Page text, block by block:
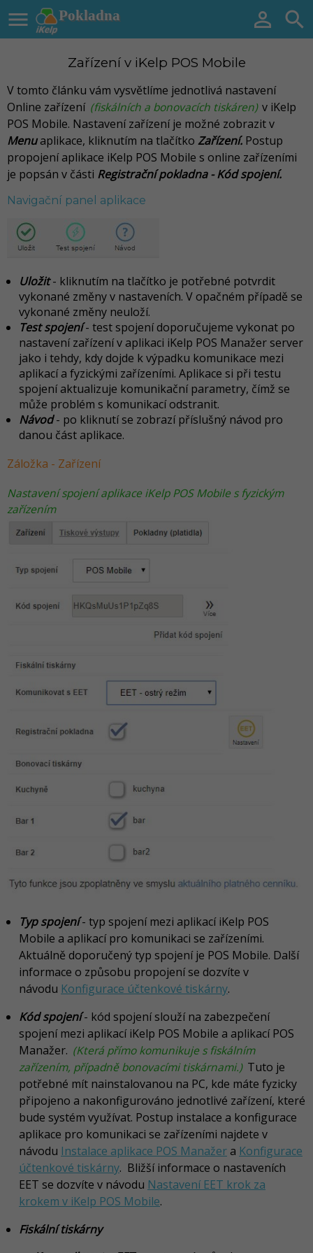
Pokladna
  
Zařízení v iKelp POS Mobile
V tomto článku vám vysvětlíme jednotlivá nastavení
Online zařízení (fiskálních a bonovacích tiskáren) v iKelp
POS Mobile. Nastavení zařízení je možné zobrazit v
Menuaplikace, kliknutím na tlačítko Zařízení. Postup
propojení aplikace iKelp POS Mobile s online zařízeními
je popsán v části Registrační pokladna - Kód spojení.
Navigační panel aplikace
Uložit- kliknutím na tlačítko je potřebné potvrdit
vykonané změny v nastaveních. V opačném případě se
vykonané změny neuloží.
Test spojení- test spojení doporučujeme vykonat po
nastavení zařízení v aplikaci iKelp POS Manažer server
jako i tehdy, kdy dojde k výpadku komunikace mezi
aplikací a fyzickými zařízeními. Aplikace si při testu
spojení aktualizuje komunikační parametry, čímž se
může problém s komunikací odstranit.
Návod- po kliknutí se zobrazí příslušný návod pro
danou část aplikace.
Záložka - Zařízení
Nastavení spojení aplikace iKelp POS Mobile s fyzickým
zařízením
Typ spojení- typ spojení mezi aplikací iKelp POS
Mobile a aplikací pro komunikaci se zařízeními.
Aktuálně doporučený typ spojení je POS Mobile. Další
informace o způsobu propojení se dozvíte v
návodu Konfigurace účtenkové tiskárny.
Kód spojení- kód spojení slouží na zabezpečení
spojení mezi aplikací iKelp POS Mobile a aplikací POS
Manažer. (Která přímo komunikuje s fiskálním
zařízením, případně bonovacími tiskárnami.) Tuto je
potřebné mít nainstalovanou na PC, kde máte fyzicky
připojeno a nakonfigurováno jednotlivé zařízení, které
bude systém využívat. Postup instalace a konfigurace
aplikace pro komunikaci se zařízeními najdete v
návodu Instalace aplikace POS Manažera Konfigurace
účtenkové tiskárny. Bližší informace o nastaveních
EET se dozvíte v návodu Nastavení EET krok za
krokem v iKelp POS Mobile.
Fiskální tiskárny